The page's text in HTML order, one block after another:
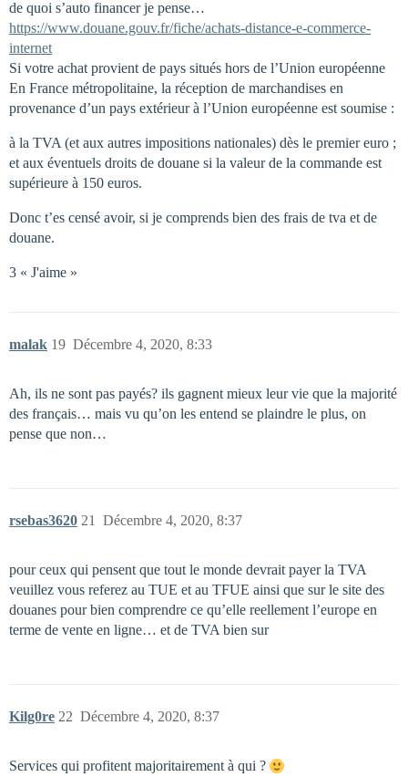
de quoi s’auto financer je pense…
https://www.douane.gouv.fr/fiche/achats-distance-e-commerce-
internet
Si votre achat provient de pays situés hors de l’Union européenne
En France métropolitaine, la réception de marchandises en
provenance d’un pays extérieur à l’Union européenne est soumise :
à la TVA (et aux autres impositions nationales) dès le premier euro ;
et aux éventuels droits de douane si la valeur de la commande est
supérieure à 150 euros.
Donc t’es censé avoir, si je comprends bien des frais de tva et de
douane.
3 « J'aime »
malak Décembre 4, 2020, 8:33
19
Ah, ils ne sont pas payés? ils gagnent mieux leur vie que la majorité
des français… mais vu qu’on les entend se plaindre le plus, on
pense que non…
rsebas3620 Décembre 4, 2020, 8:37
21
pour ceux qui pensent que tout le monde devrait payer la TVA
veuillez vous referez au TUE et au TFUE ainsi que sur le site des
douanes pour bien comprendre ce qu’elle reellement l’europe en
terme de vente en ligne… et de TVA bien sur
Kilg0re Décembre 4, 2020, 8:37
22
Services qui profitent majoritairement à qui ?